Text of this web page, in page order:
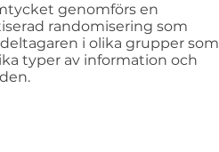
genomförs en
randomisering som
i olika grupper som
typer av information och